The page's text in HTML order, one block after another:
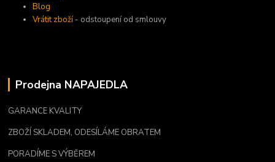
Blog
Vrátit zboží- odstoupení od smlouvy
Prodejna NAPAJEDLA
GARANCE KVALITY
ZBOŽÍ SKLADEM, ODESÍLÁME OBRATEM
PORADÍME S VÝBĚREM